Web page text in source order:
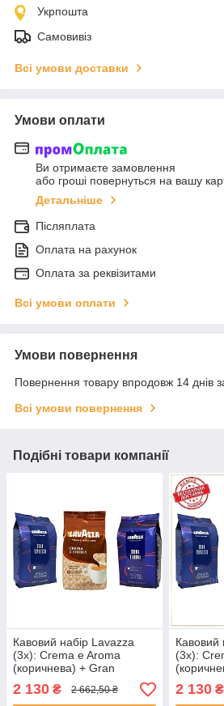
Укрпошта
Самовивіз
Всі умови доставки
Умови оплати
Ви отримаєте замовлення
або гроші повернуться на вашу
Детальніше
Післяплата
Оплата на рахунок
Оплата за реквізитами
Всі умови оплати
Умови повернення
Повернення товару впродовж 14 днів
Всі умови повернення
Подібні товари компанії
Кавовий набір Lavazza
(3х): Crema e Aroma
(коричнева) + Gran
Espresso + Crema e Aroma
(in blue) (No69)
2 130 ₴ 2 662,50 ₴
Кавовий
(3х):
2 130₴